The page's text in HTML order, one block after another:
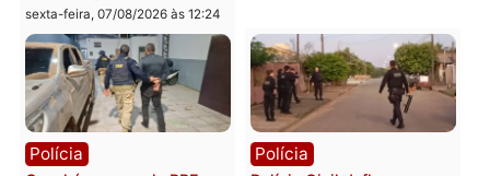
Política
Marcos Rogério apresenta
Plano de Governo com
228 projetos, metas
públicas e
acompanhamento de
resultados
Eleições 2026: Pastor
Evanildo pode ser o
primeiro pastor de
Rondônia na Câmara
Federal
sexta-feira, 07/08/2026 às